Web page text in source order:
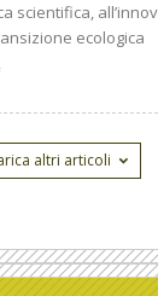
scientifica,
ecologica
altri articoli